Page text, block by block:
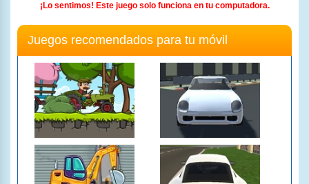
¡Lo sentimos! Este juego solo funciona en tu computadora.
Juegos recomendados para tu móvil